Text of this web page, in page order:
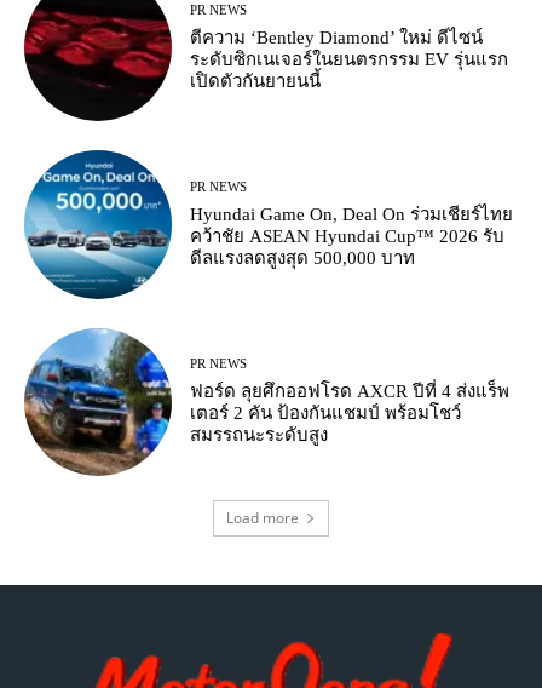
PR NEWS
ตีความ ‘Bentley Diamond’ ใหม่ ดีไซน์
ระดับซิกเนเจอร์ในยนตรกรรม EV รุ่นแรก
เปิดตัวกันยายนนี้
PR NEWS
Hyundai Game On, Deal On ร่วมเชียร์ไทย
คว้าชัย ASEAN Hyundai Cup™ 2026 รับ
ดีลแรงลดสูงสุด 500,000 บาท
PR NEWS
ฟอร์ด ลุยศึกออฟโรด AXCR ปีที่ 4 ส่งแร็พ
เตอร์ 2 คัน ป้องกันแชมป์ พร้อมโชว์
สมรรถนะระดับสูง
Load more